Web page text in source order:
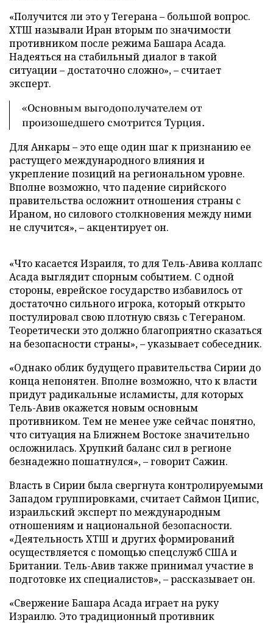
«Получится ли это у Тегерана – большой вопрос.
ХТШ называли Иран вторым по значимости
противником после режима Башара Асада.
Надеяться на стабильный диалог в такой
ситуации – достаточно сложно», – считает
эксперт.
«Основным выгодополучателем от
произошедшего смотрится Турция.
Для Анкары – это еще один шаг к признанию ее
растущего международного влияния и
укрепление позиций на региональном уровне.
Вполне возможно, что падение сирийского
правительства осложнит отношения страны с
Ираном, но силового столкновения между ними
не случится», – акцентирует он.
«Что касается Израиля, то для Тель-Авива коллапс
Асада выглядит спорным событием. С одной
стороны, еврейское государство избавилось от
достаточно сильного игрока, который открыто
постулировал свою плотную связь с Тегераном.
Теоретически это должно благоприятно сказаться
на безопасности страны», – указывает собеседник.
«Однако облик будущего правительства Сирии до
конца непонятен. Вполне возможно, что к власти
придут радикальные исламисты, для которых
Тель-Авив окажется новым основным
противником. Тем не менее уже сейчас понятно,
что ситуация на Ближнем Востоке значительно
осложнилась. Хрупкий баланс сил в регионе
безнадежно пошатнулся», – говорит Сажин.
Власть в Сирии была свергнута контролируемыми
Западом группировками, считает Саймон Ципис,
израильский эксперт по международным
отношениям и национальной безопасности.
«Деятельность ХТШ и других формирований
осуществляется с помощью спецслужб США и
Британии. Тель-Авив также принимал участие в
подготовке их специалистов», – рассказывает он.
«Свержение Башара Асада играет на руку
Израилю. Это традиционный противник